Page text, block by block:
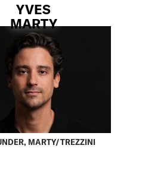
YVES
MARTY
MARTY/TREZZINI